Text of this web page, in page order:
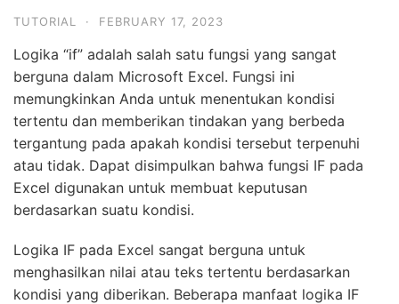
TUTORIAL · FEBRUARY 17, 2023
Logika “if” adalah salah satu fungsi yang sangat
berguna dalam Microsoft Excel. Fungsi ini
memungkinkan Anda untuk menentukan kondisi
tertentu dan memberikan tindakan yang berbeda
tergantung pada apakah kondisi tersebut terpenuhi
atau tidak. Dapat disimpulkan bahwa fungsi IF pada
Excel digunakan untuk membuat keputusan
berdasarkan suatu kondisi.
Logika IF pada Excel sangat berguna untuk
menghasilkan nilai atau teks tertentu berdasarkan
kondisi yang diberikan. Beberapa manfaat logika IF